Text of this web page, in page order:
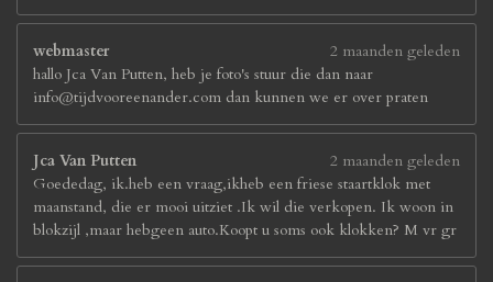
webmaster
2 maanden geleden
hallo Jca Van Putten, heb je foto's stuur die dan naar
info@tijdvooreenander.com dan kunnen we er over praten
Jca Van Putten
2 maanden geleden
Goededag, ik.heb een vraag,ikheb een friese staartklok met
maanstand, die er mooi uitziet .Ik wil die verkopen. Ik woon in
blokzijl ,maar hebgeen auto.Koopt u soms ook klokken? M vr gr